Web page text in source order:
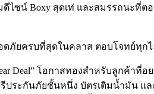
มดีไซน์ Boxy สุดเท่ และสมรรถน
ดภัยครบที่สุดในคลาส ตอบโจทย์ทุ
Deal” โอกาสทองสำหรับลูกค้
ฟรีประกันภัยชั้นหนึ่ง บัตรเติมน้ำมั